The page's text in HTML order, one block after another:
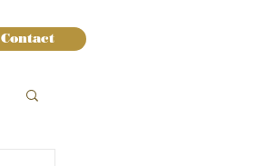
Contact